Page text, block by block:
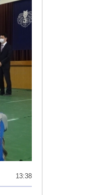
13:38